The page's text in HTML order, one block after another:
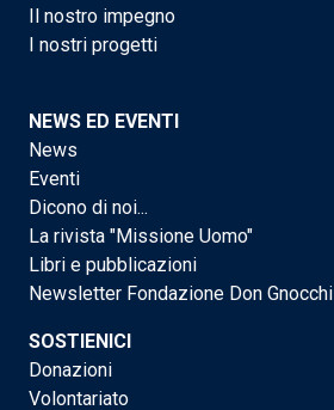
Il nostro impegno
I nostri progetti
NEWS ED EVENTI
News
Eventi
Dicono di noi...
La rivista "Missione Uomo"
Libri e pubblicazioni
Newsletter Fondazione Don Gnocchi
SOSTIENICI
Donazioni
Volontariato